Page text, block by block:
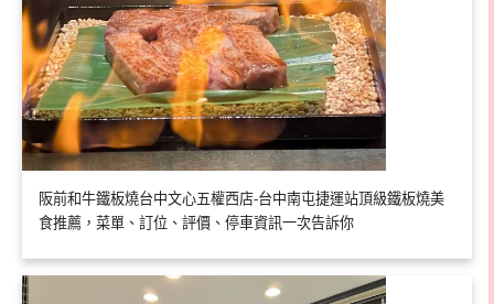
阪前和牛鐵板燒台中文心五權西店-台中南屯捷運站頂級鐵板燒美
食推薦，菜單、訂位、評價、停車資訊一次告訴你